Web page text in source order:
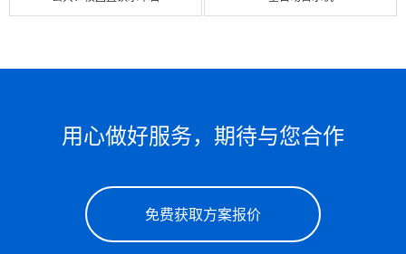
用心做好服务，期待与您合作
免费获取方案报价